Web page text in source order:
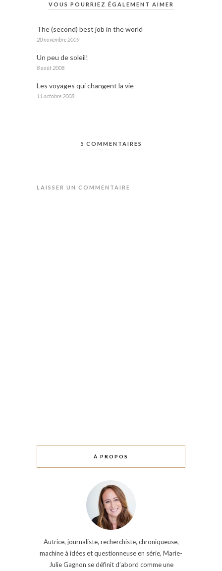
VOUS POURRIEZ ÉGALEMENT AIMER
The (second) best job in the world
20 novembre 2009
Un peu de soleil!
8 août 2008
Les voyages qui changent la vie
11 octobre 2008
5 COMMENTAIRES
LAISSER UN COMMENTAIRE
À PROPOS
Autrice, journaliste, recherchiste, chroniqueuse,
machine à idées et questionneuse en série, Marie-
Julie Gagnon se définit d’abord comme une